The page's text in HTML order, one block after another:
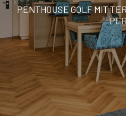
PENTHOUSE GOLF MIT